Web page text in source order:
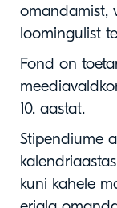
omandamist,
loomingulist
Fond on
10. aastat.
Stipendiume
kuni kahele